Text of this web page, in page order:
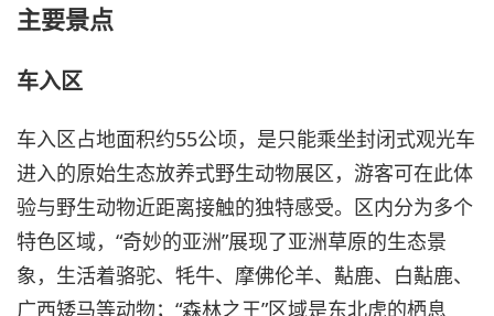
主要景点
车入区
车入区占地面积约55公顷，是只能乘坐封闭式观光车
进入的原始生态放养式野生动物展区，游客可在此体
验与野生动物近距离接触的独特感受。区内分为多个
特色区域，“奇妙的亚洲”展现了亚洲草原的生态景
象，生活着骆驼、牦牛、摩佛伦羊、黇鹿、白黇鹿、
广西矮马等动物；“森林之王”区域是东北虎的栖息